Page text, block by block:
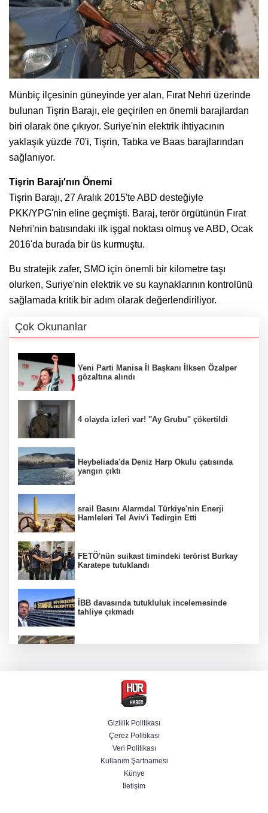
Münbiç ilçesinin güneyinde yer alan, Fırat Nehri üzerinde
bulunan Tişrin Barajı, ele geçirilen en önemli barajlardan
biri olarak öne çıkıyor. Suriye'nin elektrik ihtiyacının
yaklaşık yüzde 70'i, Tişrin, Tabka ve Baas barajlarından
sağlanıyor.
Tişrin Barajı'nın Önemi
Tişrin Barajı, 27 Aralık 2015'te ABD desteğiyle
PKK/YPG'nin eline geçmişti. Baraj, terör örgütünün Fırat
Nehri'nin batısındaki ilk işgal noktası olmuş ve ABD, Ocak
2016'da burada bir üs kurmuştu.
Bu stratejik zafer, SMO için önemli bir kilometre taşı
olurken, Suriye'nin elektrik ve su kaynaklarının kontrolünü
sağlamada kritik bir adım olarak değerlendiriliyor.
Çok Okunanlar
Yeni Parti Manisa İl Başkanı İlksen Özalper
gözaltına alındı
4 olayda izleri var! ''Ay Grubu'' çökertildi
Heybeliada'da Deniz Harp Okulu çatısında
yangın çıktı
srail Basını Alarmda! Türkiye'nin Enerji
Hamleleri Tel Aviv'i Tedirgin Etti
FETÖ'nün suikast timindeki terörist Burkay
Karatepe tutuklandı
İBB davasında tutukluluk incelemesinde
tahliye çıkmadı
MGK toplanıyor: Ana gündem Terörsüz
MGK toplantısı sona erdi, 8 maddelik bildiri
yayımlandı
Şehit aileleri ve gazilerin haklarına ilişkin
Gizlilik Politikası
Çerez Politikası
Veri Politikası
Kullanım Şartnamesi
Künye
İletişim